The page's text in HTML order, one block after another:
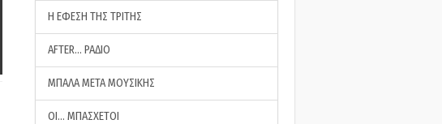
Η ΕΦΕΣΗ ΤΗΣ ΤΡΙΤΗΣ
AFTER… ΡΑΔΙΟ
ΜΠΑΛΑ ΜΕΤΑ ΜΟΥΣΙΚΗΣ
ΟΙ… ΜΠΑΣΧΕΤΟΙ